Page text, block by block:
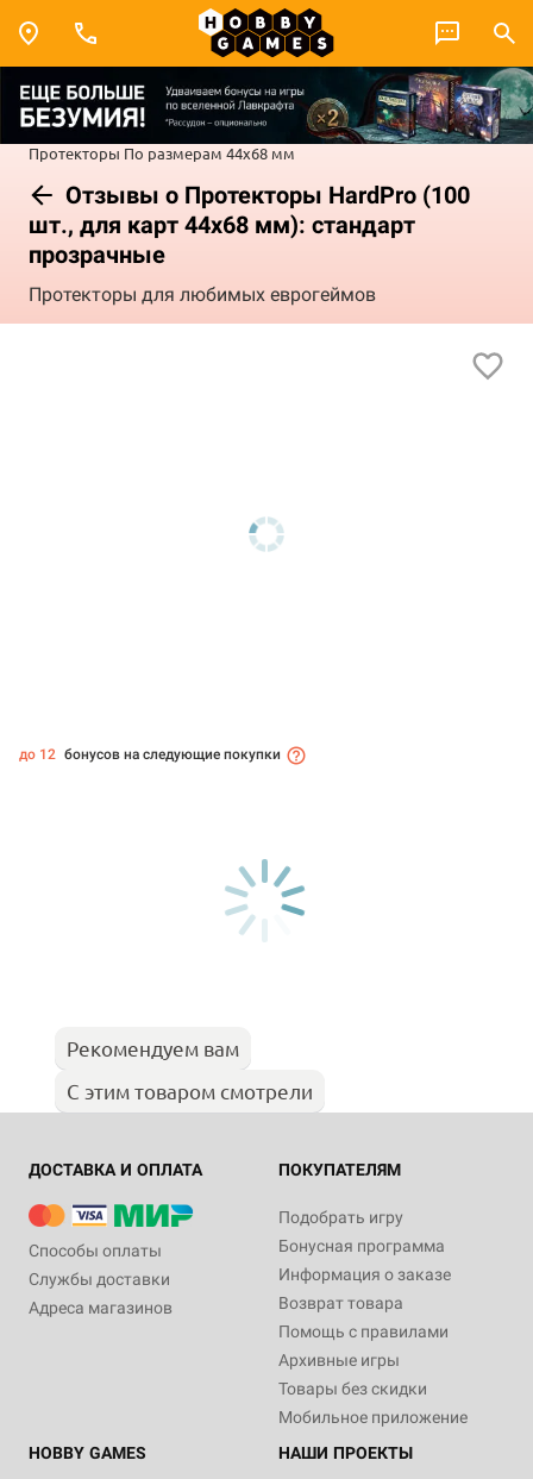
Протекторы По размерам 44x68 мм
Отзывы о Протекторы HardPro (100
шт., для карт 44x68 мм): стандарт
прозрачные
Протекторы для любимых еврогеймов
до 12 бонусов на следующие покупки
Рекомендуем вам
С этим товаром смотрели
ДОСТАВКА И ОПЛАТА
Способы оплаты
Службы доставки
Адреса магазинов
ПОКУПАТЕЛЯМ
Подобрать игру
Бонусная программа
Информация о заказе
Возврат товара
Помощь с правилами
Архивные игры
Товары без скидки
Мобильное приложение
HOBBY GAMES
НАШИ ПРОЕКТЫ